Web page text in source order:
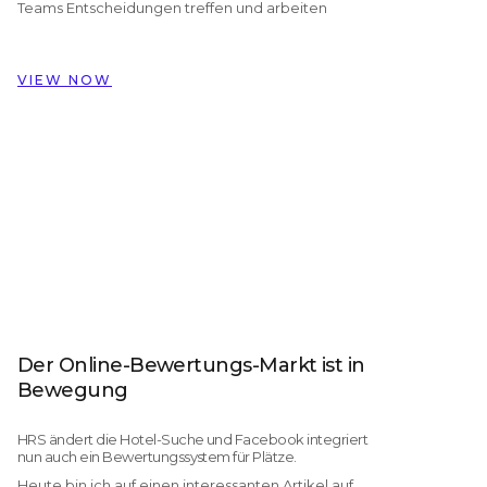
Teams Entscheidungen treffen und arbeiten
Daten die Renovierung von 324
Customer Alliance Gästefeedback über
VIEW NOW
Der Online-Bewertungs-Markt ist in
Bewegung
HRS ändert die Hotel-Suche und Facebook integriert
nun auch ein Bewertungssystem für Plätze.